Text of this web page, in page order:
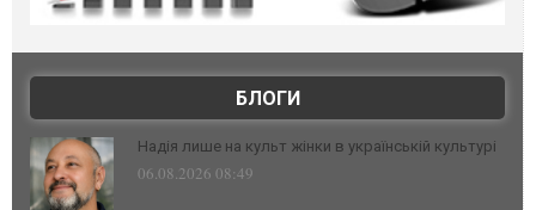
БЛОГИ
Надія лише на культ жінки в українській культурі
06.08.2026 08:49